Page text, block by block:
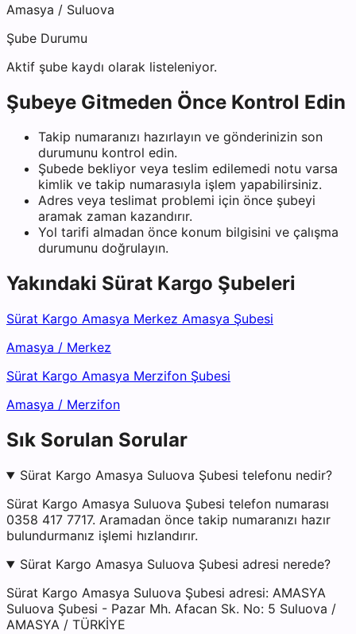
Amasya / Suluova
Şube Durumu
Aktif şube kaydı olarak listeleniyor.
Şubeye Gitmeden Önce Kontrol Edin
Takip numaranızı hazırlayın ve gönderinizin son
durumunu kontrol edin.
Şubede bekliyor veya teslim edilemedi notu varsa
kimlik ve takip numarasıyla işlem yapabilirsiniz.
Adres veya teslimat problemi için önce şubeyi
aramak zaman kazandırır.
Yol tarifi almadan önce konum bilgisini ve çalışma
durumunu doğrulayın.
Yakındaki Sürat Kargo Şubeleri
Sürat Kargo Amasya Merkez Amasya Şubesi
Amasya / Merkez
Sürat Kargo Amasya Merzifon Şubesi
Amasya / Merzifon
Sık Sorulan Sorular
Sürat Kargo Amasya Suluova Şubesi telefonu nedir?
Sürat Kargo Amasya Suluova Şubesi telefon numarası
0358 417 7717. Aramadan önce takip numaranızı hazır
bulundurmanız işlemi hızlandırır.
Sürat Kargo Amasya Suluova Şubesi adresi nerede?
Sürat Kargo Amasya Suluova Şubesi adresi: AMASYA
Suluova Şubesi - Pazar Mh. Afacan Sk. No: 5 Suluova /
AMASYA / TÜRKİYE